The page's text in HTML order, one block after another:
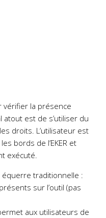
vérifier la présence
atout est de s’utiliser du
droits. L’utilisateur est
bords de l’EKER et
exécuté.
équerre traditionnelle :
sur l’outil (pas
aux utilisateurs de